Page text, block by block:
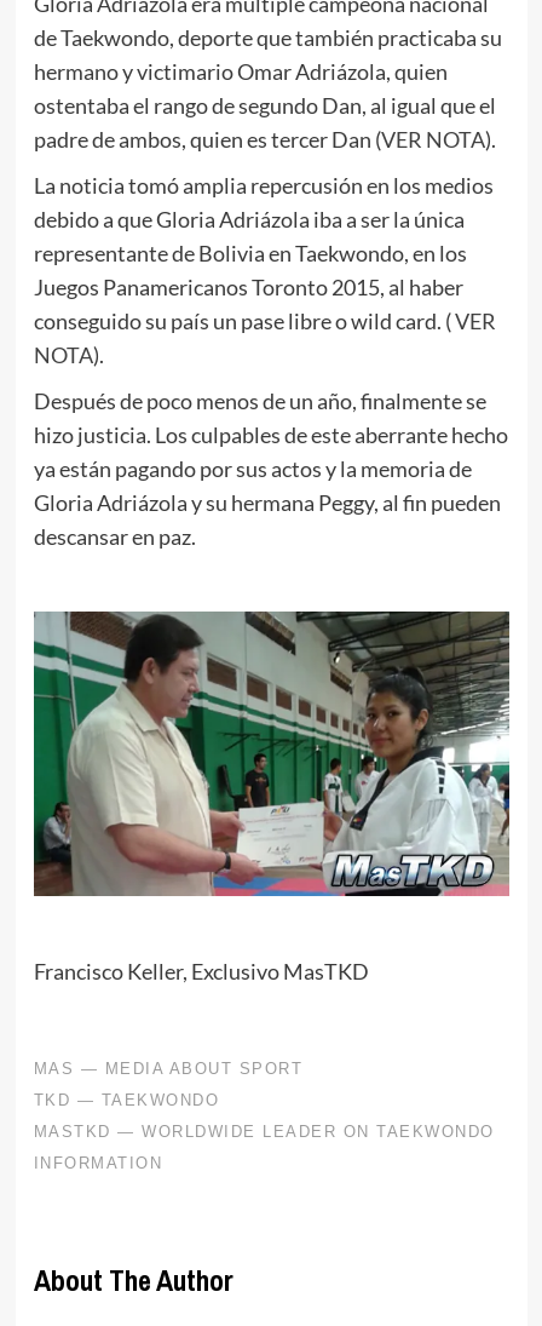
de Taekwondo, deporte que también practicaba su
hermano y victimario Omar Adriázola, quien
ostentaba el rango de segundo Dan, al igual que el
padre de ambos, quien es tercer Dan (VER NOTA).
La noticia tomó amplia repercusión en los medios
debido a que Gloria Adriázola iba a ser la única
representante de Bolivia en Taekwondo, en los
Juegos Panamericanos Toronto 2015, al haber
conseguido su país un pase libre o wild card. (VER
NOTA).
Después de poco menos de un año, finalmente se
hizo justicia. Los culpables de este aberrante hecho
ya están pagando por sus actos y la memoria de
Gloria Adriázola y su hermana Peggy, al fin pueden
descansar en paz.
Francisco Keller, Exclusivo MasTKD
About The Author